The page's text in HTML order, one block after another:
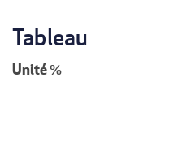
Tableau
Unité%